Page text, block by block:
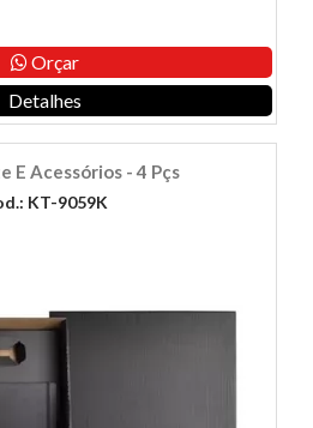
Orçar
Detalhes
E Acessórios - 4 Pçs
KT-9059K